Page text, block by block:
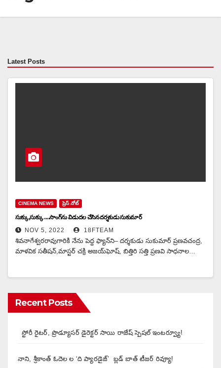
Latest Posts
CINEMA NEWS ప్రెస్ నోట్
సుక్కు,సుక్కు ….సాంగ్‌ను విడుదల చేసిన దర్శకుడు సుకుమార్‌
NOV 5, 2022 18FTEAM
శివనాగేశ్వరరావుగారికి నేను పెద్ద ఫ్యాన్‌ని– దర్శకుడు సుకుమార్‌ ప్రణవచంద్ర,
మాళవిక సతీషన్,మాస్టర్ చక్రి అజయ్‌ఘోష్, బిత్తిరి సత్తి ప్రణవి సాధనాల…
Recent Posts
స్టోరీ రైటర్, ప్రొడ్యూసర్ డైరెక్టర్ సాయి రాజేష్ స్పెషల్ ఇంటర్వ్యూ!
నాని, శ్రీకాంత్ ఓదెల ల ‘ది ప్యారడైజ్’ బ్లడ్ బాత్ టీజర్ రివ్యూ!